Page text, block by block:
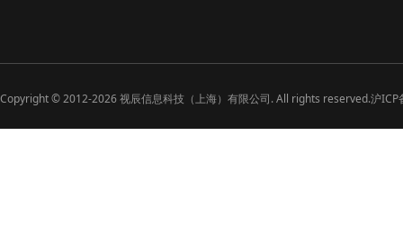
Copyright ©2012-2026视辰信息科技（上海）有限公司. All rights reserved.沪ICP